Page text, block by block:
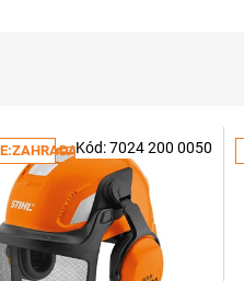
Kód:7024 200 0050